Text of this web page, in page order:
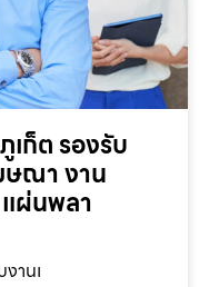
ก็ต รองรับ
ษณา งาน
ผ่นพลา
านเ